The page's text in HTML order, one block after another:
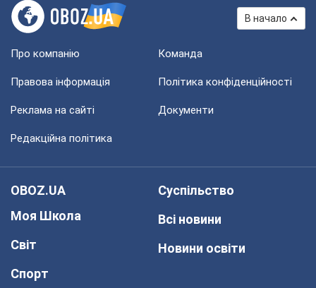
В начало
Про компанію Команда
Правова інформація Політика конфіденційності
Реклама на сайті Документи
Редакційна політика
OBOZ.UA
Моя Школа
Світ
Спорт
Суспільство
Всі новини
Новини освіти